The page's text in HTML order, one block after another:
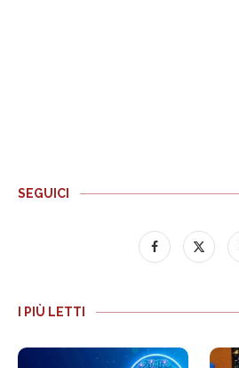
SEGUICI
I PIÙ LETTI